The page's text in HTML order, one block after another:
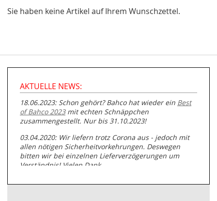
Sie haben keine Artikel auf Ihrem Wunschzettel.
AKTUELLE NEWS:
18.06.2023: Schon gehört? Bahco hat wieder ein Best
of Bahco 2023mit echten Schnäppchen
zusammengestellt. Nur bis 31.10.2023!
03.04.2020: Wir liefern trotz Corona aus - jedoch mit
allen nötigen Sicherheitvorkehrungen. Deswegen
bitten wir bei einzelnen Lieferverzögerungen um
Verständnis! Vielen Dank.
05.07.2019: Neuester Zugang zu unserer